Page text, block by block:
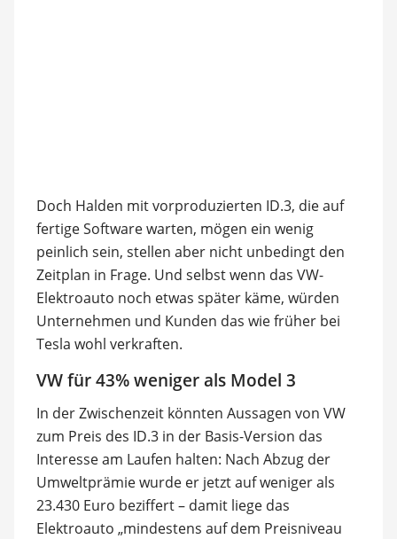
Doch Halden mit vorproduzierten ID.3, die auf
fertige Software warten, mögen ein wenig
peinlich sein, stellen aber nicht unbedingt den
Zeitplan in Frage. Und selbst wenn das VW-
Elektroauto noch etwas später käme, würden
Unternehmen und Kunden das wie früher bei
Tesla wohl verkraften.
VW für 43% weniger als Model 3
In der Zwischenzeit könnten Aussagen von VW
zum Preis des ID.3 in der Basis-Version das
Interesse am Laufen halten: Nach Abzug der
Umweltprämie wurde er jetzt auf weniger als
23.430 Euro beziffert – damit liege das
Elektroauto „mindestens auf dem Preisniveau